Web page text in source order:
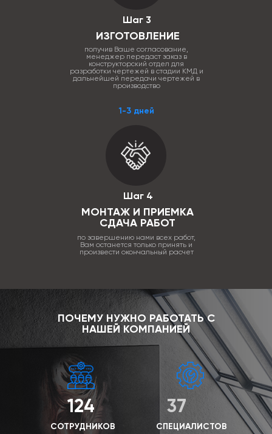
1-3 дней
Шаг 4
МОНТАЖ И ПРИЕМКА
СДАЧА РАБОТ
по завершению нами всех работ,
Вам останется только принять и
произвести окончальный расчет
Шаг 3
ИЗГОТОВЛЕНИЕ
получив Ваше согласование,
менеджер передаст заказ в
конструкторский отдел для
разработки чертежей в стадии КМД и
дальнейшей передачи чертежей в
производство
ПОЧЕМУ НУЖНО РАБОТАТЬ С
НАШЕЙ КОМПАНИЕЙ
124
СОТРУДНИКОВ
37
СПЕЦИАЛИСТОВ